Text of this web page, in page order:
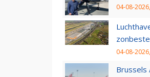
04-08-
04-08-